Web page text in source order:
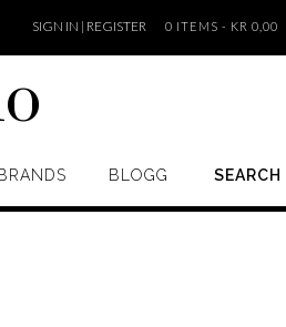
SIGN IN | REGISTER 0 ITEMS - KR 0,00
BLOGG SEARCH